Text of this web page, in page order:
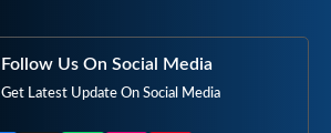
Follow Us On Social Media
Get Latest Update On Social Media